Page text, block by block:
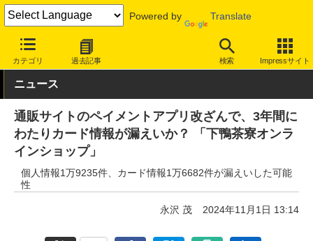
Powered by Translate
カテゴリ 過去記事 検索 Impressサイト
INTERNET Watch トピック インシデント/サイ
ニュース
通販サイトのペイメントアプリ改ざんで、3年間に
わたりカード情報が漏えいか？ 「下鴨茶寮オンラ
インショップ」
個人情報1万9235件、カード情報1万6682件が漏えいした可能
性
永沢 茂 2024年11月1日 13:14